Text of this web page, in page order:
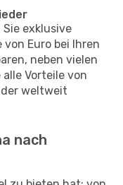
exklusive
Euro bei Ihren
neben vielen
Vorteile von
der weltweit
nach